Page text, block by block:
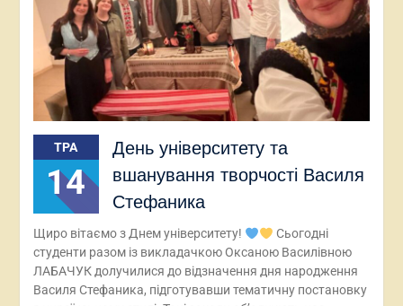
ТРА
14
День університету та
вшанування творчості Василя
Стефаника
Щиро вітаємо з Днем університету!
Сьогодні
студенти разом із викладачкою Оксаною Василівною
ЛАБАЧУК долучилися до відзначення дня народження
Василя Стефаника, підготувавши тематичну постановку